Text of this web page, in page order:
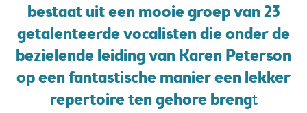
bestaat uit een mooie groep van 23
getalenteerde vocalisten die onder de
bezielende leiding van Karen Peterson
op een fantastische manier een lekker
repertoire ten gehore brengt